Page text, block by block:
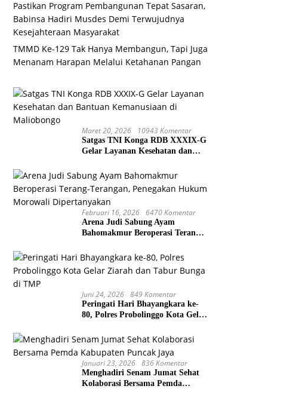
Pastikan Program Pembangunan Tepat Sasaran,
Babinsa Hadiri Musdes Demi Terwujudnya
Kesejahteraan Masyarakat
TMMD Ke-129 Tak Hanya Membangun, Tapi Juga
Menanam Harapan Melalui Ketahanan Pangan
Maret 20, 2026 10943 Komentar
Satgas TNI Konga RDB XXXIX-G
Gelar Layanan Kesehatan dan
Maliobongo
Februari 16, 2026 6470 Komentar
Arena Judi Sabung Ayam
Bahomakmur Beroperasi Terang-
Morowali Dipertanyakan
Juni 24, 2026 849 Komentar
Peringati Hari Bhayangkara ke-
80, Polres Probolinggo Kota Gelar
Januari 23, 2026 836 Komentar
Menghadiri Senam Jumat Sehat
Kolaborasi Bersama Pemda